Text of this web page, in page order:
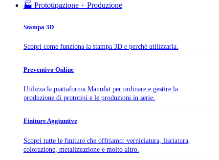
🏭 Prototipazione + Produzione
Stampa 3D
Scopri come funziona la stampa 3D e perchè utilizzarla.
Preventivo Online
Utilizza la piattaforma Manufat per ordinare e gestire la
produzione di prototipi e le produzioni in serie.
Finiture Aggiuntive
Scopri tutte le finiture che offriamo: verniciatura, lisciatura,
colorazione, metalizzazione e molto altro.